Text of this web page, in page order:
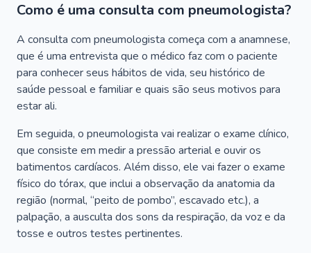
Como é uma consulta com pneumologista?
A consulta com pneumologista começa com a anamnese,
que é uma entrevista que o médico faz com o paciente
para conhecer seus hábitos de vida, seu histórico de
saúde pessoal e familiar e quais são seus motivos para
estar ali.
Em seguida, o pneumologista vai realizar o exame clínico,
que consiste em medir a pressão arterial e ouvir os
batimentos cardíacos. Além disso, ele vai fazer o exame
físico do tórax, que inclui a observação da anatomia da
região (normal, “peito de pombo”, escavado etc.), a
palpação, a ausculta dos sons da respiração, da voz e da
tosse e outros testes pertinentes.